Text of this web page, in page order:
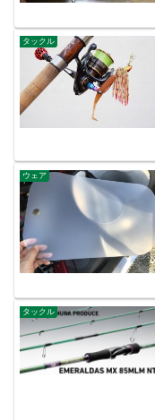
タックル
ウェア
タックル